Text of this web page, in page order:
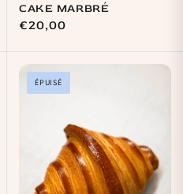
CAKE MARBRÉ
Prix
€20,00
ÉPUISÉ